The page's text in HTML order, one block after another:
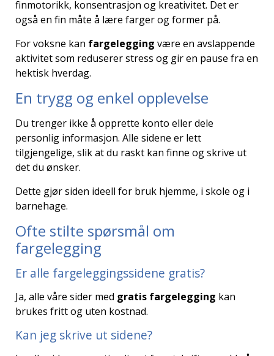
finmotorikk, konsentrasjon og kreativitet. Det er
også en fin måte å lære farger og former på.
For voksne kan fargelegging være en avslappende
aktivitet som reduserer stress og gir en pause fra en
hektisk hverdag.
En trygg og enkel opplevelse
Du trenger ikke å opprette konto eller dele
personlig informasjon. Alle sidene er lett
tilgjengelige, slik at du raskt kan finne og skrive ut
det du ønsker.
Dette gjør siden ideell for bruk hjemme, i skole og i
barnehage.
Ofte stilte spørsmål om
fargelegging
Er alle fargeleggingssidene gratis?
Ja, alle våre sider med gratis fargelegging kan
brukes fritt og uten kostnad.
Kan jeg skrive ut sidene?